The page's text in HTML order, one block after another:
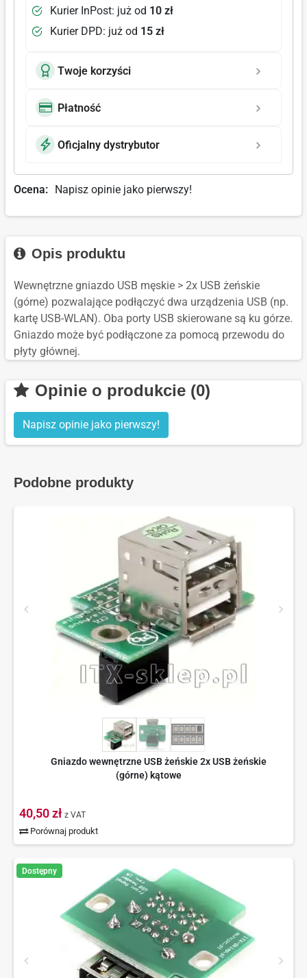
Kurier InPost: już od 10 zł
Kurier DPD: już od 15 zł
Twoje korzyści
Płatność
Oficjalny dystrybutor
Ocena: Napisz opinie jako pierwszy!
Opis produktu
Wewnętrzne gniazdo USB męskie > 2x USB żeńskie
(górne) pozwalające podłączyć dwa urządzenia USB (np.
kartę USB-WLAN). Oba porty USB skierowane są ku górze.
Gniazdo może być podłączone za pomocą przewodu do
płyty głównej.
Opinie o produkcie (0)
Napisz opinie jako pierwszy!
Podobne produkty
Gniazdo wewnętrzne USB żeńskie 2x USB żeńskie
(górne) kątowe
40,50 zł z VAT
Porównaj produkt
Dostępny